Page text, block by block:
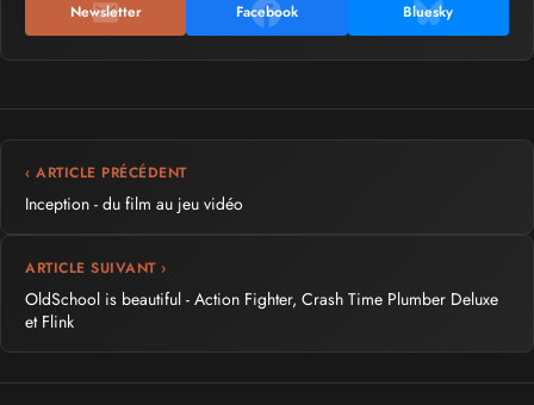
Newsletter Facebook Bluesky
‹ ARTICLE PRÉCÉDENT
Inception - du film au jeu vidéo
ARTICLE SUIVANT ›
OldSchool is beautiful - Action Fighter, Crash Time Plumber Deluxe
et Flink